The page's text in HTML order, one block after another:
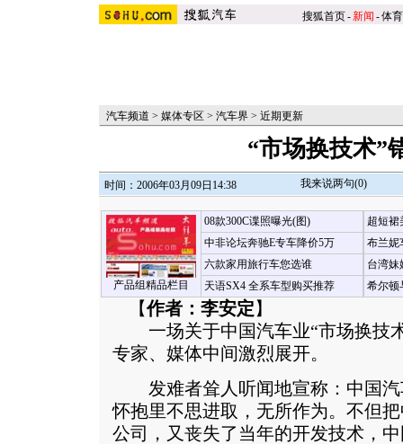
搜狐首页-新闻 -体育
汽车频道 > 媒体专区 > 汽车界 > 近期更新
“市场换技术”
时间：2006年03月09日14:38 我来说两句(0)
产品组精品栏目
08款300C谍照曝光(图)
中非论坛奔驰E专车降价5万
六款家用旅行车您选谁
天语SX4 全系车型购买推荐
超短裙
布兰妮
台湾妹
希尔顿
【作者：李安定 】
一场关于中国汽车业“市场换技
专家、媒体中间激烈展开。
发难者耸人听闻地宣称：中国汽
怀抱里不思进取，无所作为。不但
公司，又丧失了当年的开发技术，